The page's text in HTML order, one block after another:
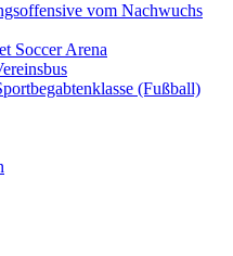
vom Nachwuchs
Soccer Arena
(Fußball)